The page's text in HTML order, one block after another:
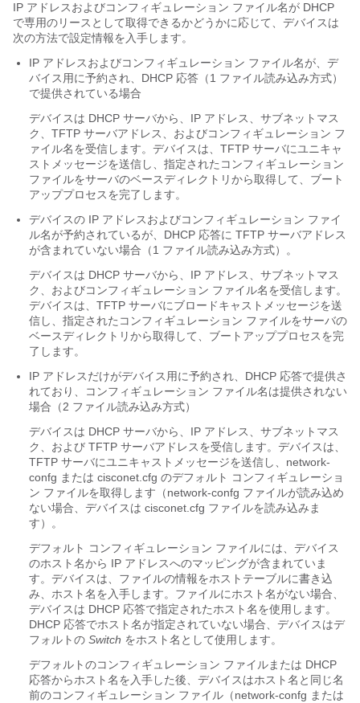
IP アドレスおよびコンフィギュレーション ファイル名が DHCP
で専用のリースとして取得できるかどうかに応じて、デバイスは
次の方法で設定情報を入手します。
IP アドレスおよびコンフィギュレーション ファイル名が、デ
バイス用に予約され、DHCP 応答（1 ファイル読み込み方式）
で提供されている場合
デバイスは DHCP サーバから、IP アドレス、サブネットマス
ク、TFTP サーバアドレス、およびコンフィギュレーション フ
ァイル名を受信します。デバイスは、TFTP サーバにユニキャ
ストメッセージを送信し、指定されたコンフィギュレーション
ファイルをサーバのベースディレクトリから取得して、ブート
アッププロセスを完了します。
デバイスの IP アドレスおよびコンフィギュレーション ファイ
ル名が予約されているが、DHCP 応答に TFTP サーバアドレス
が含まれていない場合（1 ファイル読み込み方式）。
デバイスは DHCP サーバから、IP アドレス、サブネットマス
ク、およびコンフィギュレーション ファイル名を受信します。
デバイスは、TFTP サーバにブロードキャストメッセージを送
信し、指定されたコンフィギュレーション ファイルをサーバの
ベースディレクトリから取得して、ブートアッププロセスを完
了します。
IP アドレスだけがデバイス用に予約され、DHCP 応答で提供さ
れており、コンフィギュレーション ファイル名は提供されない
場合（2 ファイル読み込み方式）
デバイスは DHCP サーバから、IP アドレス、サブネットマス
ク、および TFTP サーバアドレスを受信します。デバイスは、
TFTP サーバにユニキャストメッセージを送信し、network-
confg または cisconet.cfg のデフォルト コンフィギュレーショ
ン ファイルを取得します（network-confg ファイルが読み込め
ない場合、デバイスは cisconet.cfg ファイルを読み込みま
す）。
デフォルト コンフィギュレーション ファイルには、デバイス
のホスト名から IP アドレスへのマッピングが含まれていま
す。デバイスは、ファイルの情報をホストテーブルに書き込
み、ホスト名を入手します。ファイルにホスト名がない場合、
デバイスは DHCP 応答で指定されたホスト名を使用します。
DHCP 応答でホスト名が指定されていない場合、デバイスはデ
フォルトの Switch をホスト名として使用します。
デフォルトのコンフィギュレーション ファイルまたは DHCP
応答からホスト名を入手した後、デバイスはホスト名と同じ名
前のコンフィギュレーション ファイル（network-confg または